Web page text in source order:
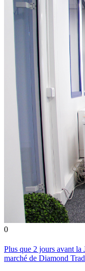
0
Plus que 2 jours avant la
marché de Diamond